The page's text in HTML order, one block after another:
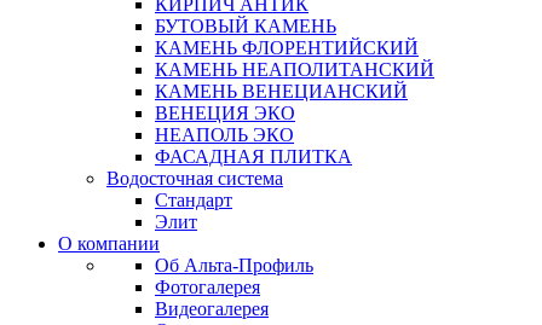
КИРПИЧ АНТИК
БУТОВЫЙ КАМЕНЬ
КАМЕНЬ ФЛОРЕНТИЙСКИЙ
КАМЕНЬ НЕАПОЛИТАНСКИЙ
КАМЕНЬ ВЕНЕЦИАНСКИЙ
ВЕНЕЦИЯ ЭКО
НЕАПОЛЬ ЭКО
ФАСАДНАЯ ПЛИТКА
Водосточная система
Стандарт
Элит
О компании
Об Альта-Профиль
Фотогалерея
Видеогалерея